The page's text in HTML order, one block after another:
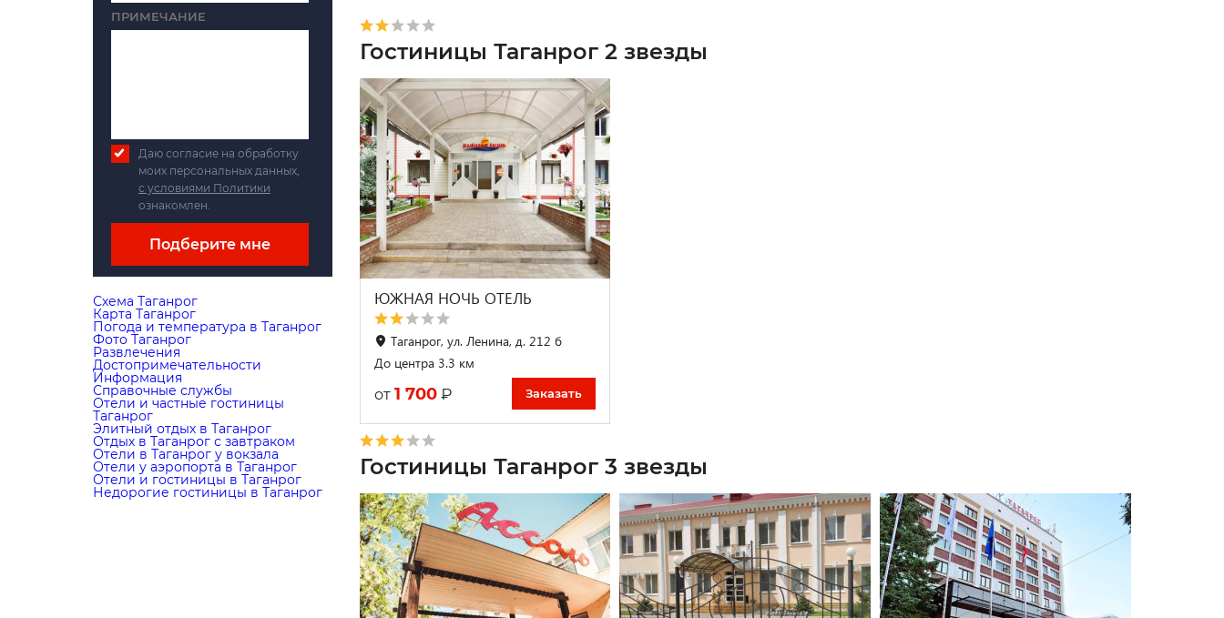
Гостиницы Таганрог 2 звезды
ЮЖНАЯ НОЧЬ ОТЕЛЬ
Таганрог, ул. Ленина, д. 212 б
До центра 3.3 км
от 1 700 ₽ Заказать
Гостиницы Таганрог 3 звезды
ПРИМЕЧАНИЕ
Даю согласие на обработку
моих персональных данных,
с условиями Политики
ознакомлен.
Подберите мне
Схема Таганрог
Карта Таганрог
Погода и температура в Таганрог
Фото Таганрог
Развлечения
Достопримечательности
Информация
Справочные службы
Отели и частные гостиницы
Таганрог
Элитный отдых в Таганрог
Отдых в Таганрог с завтраком
Отели в Таганрог у вокзала
Отели у аэропорта в Таганрог
Отели и гостиницы в Таганрог
Недорогие гостиницы в Таганрог